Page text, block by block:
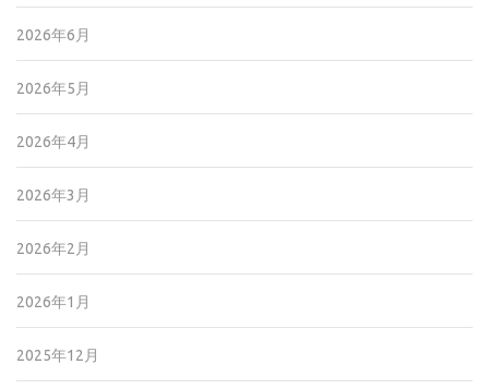
2026年6月
2026年5月
2026年4月
2026年3月
2026年2月
2026年1月
2025年12月